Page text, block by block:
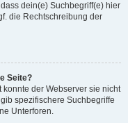
dein(e) Suchbegriff(e) hier
die Rechtschreibung der
Seite?
der Webserver sie nicht
spezifischere Suchbegriffe
Unterforen.